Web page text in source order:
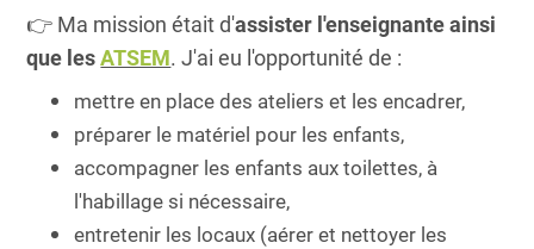
👉 Ma mission était d'assister l'enseignante ainsi
que lesATSEM. J'ai eu l'opportunité de :
mettre en place des ateliers et les encadrer,
préparer le matériel pour les enfants,
accompagner les enfants aux toilettes, à
l'habillage si nécessaire,
entretenir les locaux (aérer et nettoyer les